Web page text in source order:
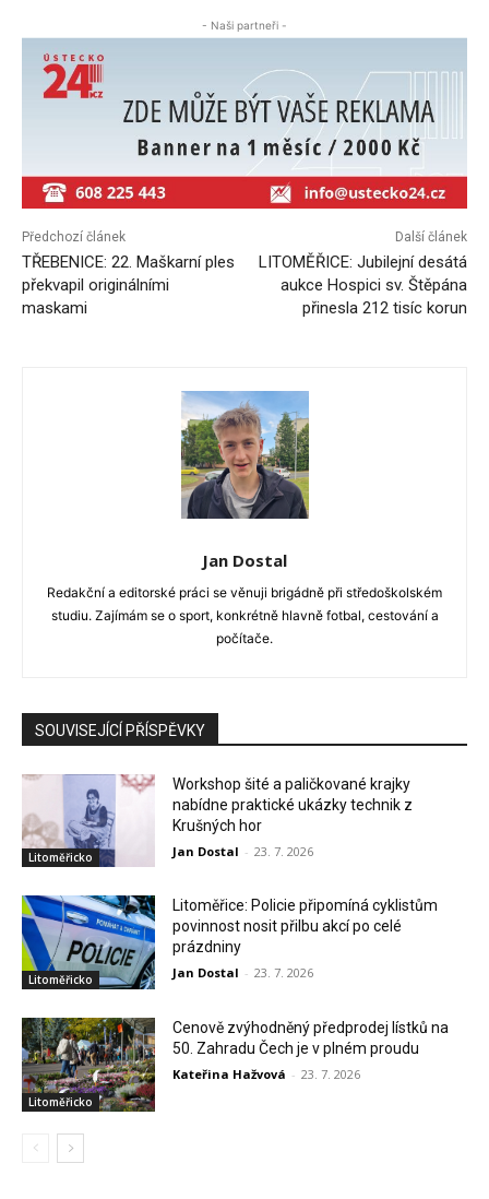
- Naši partneři -
Předchozí článek
TŘEBENICE: 22. Maškarní ples
překvapil originálními
maskami
Další článek
LITOMĚŘICE: Jubilejní desátá
aukce Hospici sv. Štěpána
přinesla 212 tisíc korun
Jan Dostal
Redakční a editorské práci se věnuji brigádně při středoškolském
studiu. Zajímám se o sport, konkrétně hlavně fotbal, cestování a
počítače.
SOUVISEJÍCÍ PŘÍSPĚVKY
Litoměřicko
Workshop šité a paličkované krajky
nabídne praktické ukázky technik z
Krušných hor
Jan Dostal - 23. 7. 2026
Litoměřicko
Litoměřice: Policie připomíná cyklistům
povinnost nosit přilbu akcí po celé
prázdniny
Jan Dostal - 23. 7. 2026
Litoměřicko
Cenově zvýhodněný předprodej lístků na
50. Zahradu Čech je v plném proudu
Kateřina Hažvová - 23. 7. 2026